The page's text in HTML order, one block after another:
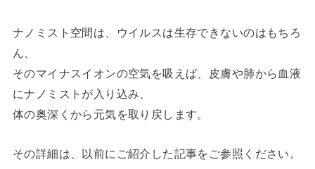
ナノミスト空間は、ウイルスは生存できないのはもちろ
ん、
そのマイナスイオンの空気を吸えば、皮膚や肺から血液
にナノミストが入り込み、
体の奥深くから元気を取り戻します。
その詳細は、以前にご紹介した記事をご参照ください。